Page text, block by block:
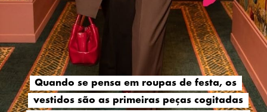
Quando se pensa em roupas de festa, os
vestidos são as primeiras peças cogitadas
Quando se pensa em roupas de festa, os
vestidos são as primeiras peças cogitadas